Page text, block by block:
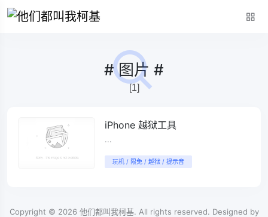
# 图片 #
[1]
iPhone 越狱工具
...
玩机 / 限免 / 越狱 / 提示音
Copyright © 2026 他们都叫我柯基. All rights reserved. Designed by